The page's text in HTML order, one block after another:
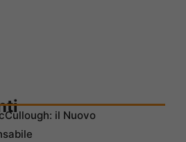
il Nuovo